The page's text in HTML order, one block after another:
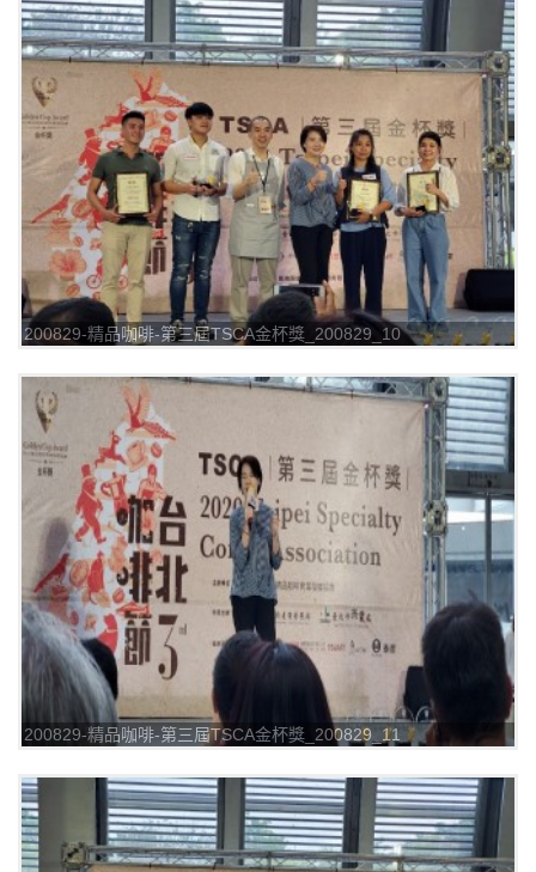
200829-精品咖啡-第三屆TSCA金杯獎_200829_10
200829-精品咖啡-第三屆TSCA金杯獎_200829_11